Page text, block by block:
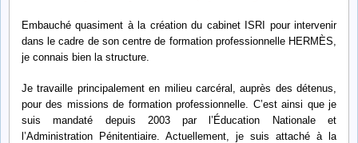
Embauché quasiment à la création du cabinet ISRI pour intervenir
dans le cadre de son centre de formation professionnelle HERMÈS,
je connais bien la structure.
Je travaille principalement en milieu carcéral, auprès des détenus,
pour des missions de formation professionnelle. C’est ainsi que je
suis mandaté depuis 2003 par l’Éducation Nationale et
l’Administration Pénitentiaire. Actuellement, je suis attaché à la